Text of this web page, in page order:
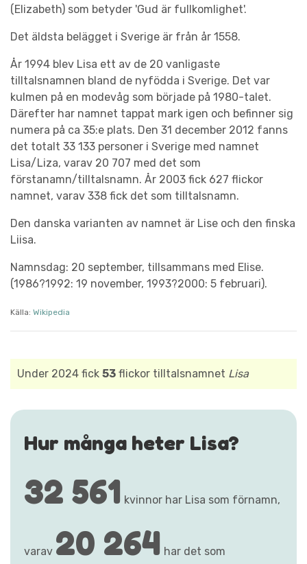
(Elizabeth) som betyder 'Gud är fullkomlighet'.
Det äldsta belägget i Sverige är från år 1558.
År 1994 blev Lisa ett av de 20 vanligaste
tilltalsnamnen bland de nyfödda i Sverige. Det var
kulmen på en modevåg som började på 1980-talet.
Därefter har namnet tappat mark igen och befinner sig
numera på ca 35:e plats. Den 31 december 2012 fanns
det totalt 33 133 personer i Sverige med namnet
Lisa/Liza, varav 20 707 med det som
förstanamn/tilltalsnamn. År 2003 fick 627 flickor
namnet, varav 338 fick det som tilltalsnamn.
Den danska varianten av namnet är Lise och den finska
Liisa.
Namnsdag: 20 september, tillsammans med Elise.
(1986?1992: 19 november, 1993?2000: 5 februari).
Källa: Wikipedia
Under 2024 fick 53 flickor tilltalsnamnet Lisa
Hur många heter Lisa?
32 561 kvinnor har Lisa som förnamn,
varav 20 264 har det som